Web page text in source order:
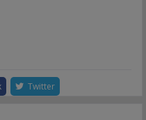
Twitter